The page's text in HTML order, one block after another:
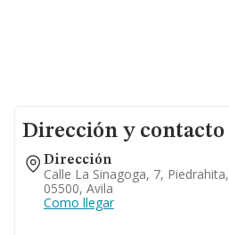
Dirección y contacto
Dirección
Calle La Sinagoga, 7, Piedrahita,
05500, Avila
Como llegar